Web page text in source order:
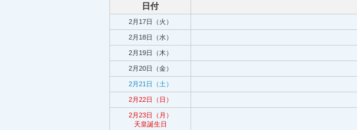
日付
2月17日（火）
2月18日（水）
2月19日（木）
2月20日（金）
2月21日（土）
2月22日（日）
2月23日（月）
天皇誕生日